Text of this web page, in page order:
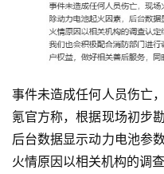
事件未造成任何人员伤亡
氪官方称，根据现场初步
后台数据显示动力电池参
火情原因以相关机构的调